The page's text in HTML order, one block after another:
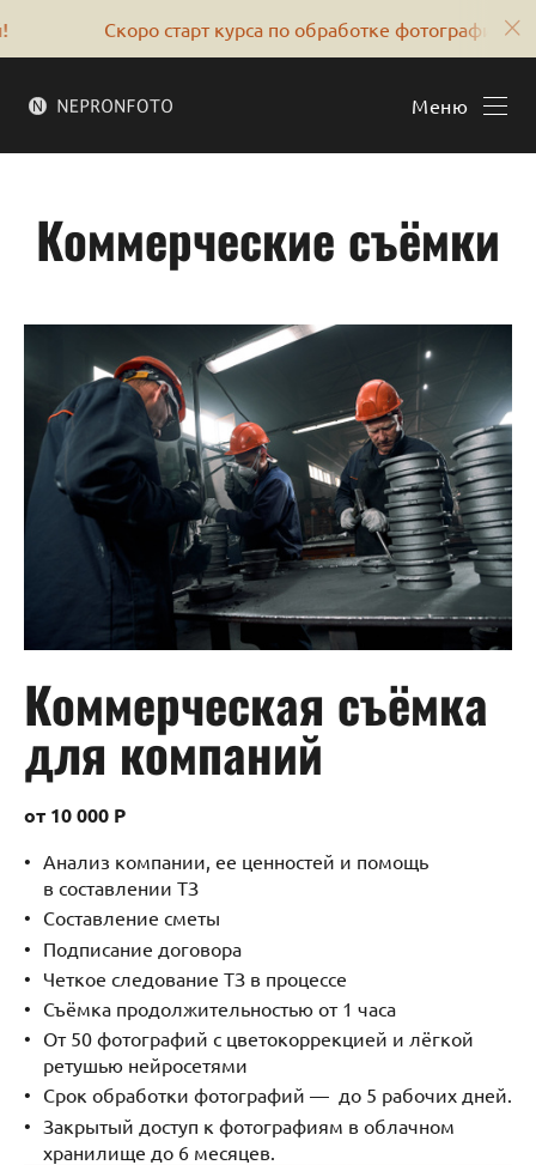
Скоро старт курса по обработке фотографий!
Меню
Коммерческие съёмки
Коммерческая съёмка
для компаний
от 10 000 Р
Анализ компании, ее ценностей и помощь
в составлении ТЗ
Составление сметы
Подписание договора
Четкое следование ТЗ в процессе
Съёмка продолжительностью от 1 часа
От 50 фотографий с цветокоррекцией и лёгкой
ретушью нейросетями
Срок обработки фотографий — до 5 рабочих дней.
Закрытый доступ к фотографиям в облачном
хранилище до 6 месяцев.